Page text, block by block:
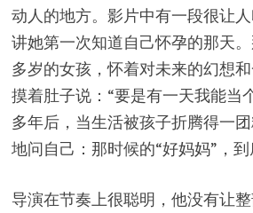
动人的地方。影片中有一段很让人
讲她第一次知道自己怀孕的那天
多岁的女孩，怀着对未来的幻想
摸着肚子说：“要是有一天我能当
多年后，当生活被孩子折腾得一
地问自己：那时候的“好妈妈”，
导演在节奏上很聪明，他没有让